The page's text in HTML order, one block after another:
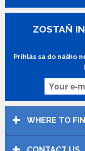
ZOSTAŇ
Prihlás sa do nášho
WHERE TO